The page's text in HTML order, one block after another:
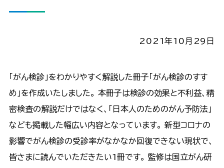
2021年10月29日
「がん検診」をわかりやすく解説した冊子「がん検診のすす
め」を作成いたしました。 本冊子は検診の効果と不利益、精
密検査の解説だけではなく、「日本人のためのがん予防法」
なども掲載した幅広い内容となっています。 新型コロナの
影響でがん検診の受診率がなかなか回復できない現状で、
皆さまに読んでいただきたい1冊です。 監修は国立がん研